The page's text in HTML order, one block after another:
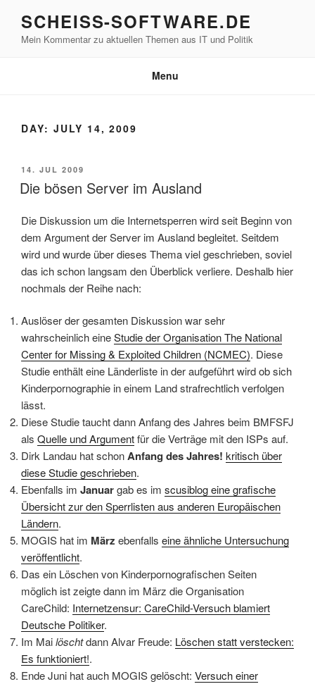
content
SCHEISS-SOFTWARE.DE
Mein Kommentar zu aktuellen Themen aus IT und Politik
Menu
DAY: JULY 14, 2009
POSTED
ON
14. JUL 2009
Die bösen Server im Ausland
Die Diskussion um die Internetsperren wird seit Beginn von
dem Argument der Server im Ausland begleitet. Seitdem
wird und wurde über dieses Thema viel geschrieben, soviel
das ich schon langsam den Überblick verliere. Deshalb hier
nochmals der Reihe nach:
Auslöser der gesamten Diskussion war sehr
wahrscheinlich eineStudie der Organisation The National
Center for Missing & Exploited Children (NCMEC). Diese
Studie enthält eine Länderliste in der aufgeführt wird ob sich
Kinderpornographie in einem Land strafrechtlich verfolgen
lässt.
Diese Studie taucht dann Anfang des Jahres beim BMFSFJ
als Quelle und Argumentfür die Verträge mit den ISPs auf.
Dirk Landau hat schonAnfang des Jahres! kritisch über
diese Studie geschrieben.
Ebenfalls im Januargab es im scusiblog eine grafische
Übersicht zur den Sperrlisten aus anderen Europäischen
Ländern.
MOGIS hat im März ebenfalls eine ähnliche Untersuchung
veröffentlicht.
Das ein Löschen von Kinderpornografischen Seiten
möglich ist zeigte dann im März die Organisation
CareChild: Internetzensur: CareChild-Versuch blamiert
Deutsche Politiker.
Im Mailöschtdann Alvar Freude: Löschen statt verstecken:
Es funktioniert!.
Ende Juni hat auch MOGIS gelöscht: Versuch einer